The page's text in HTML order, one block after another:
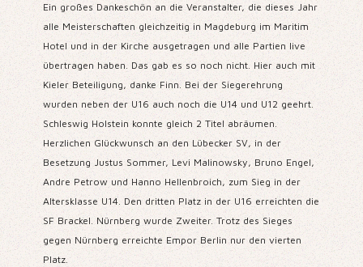
Ein großes Dankeschön an die Veranstalter, die dieses Jahr
alle Meisterschaften gleichzeitig in Magdeburg im Maritim
Hotel und in der Kirche ausgetragen und alle Partien live
übertragen haben. Das gab es so noch nicht. Hier auch mit
Kieler Beteiligung, danke Finn.Bei der Siegerehrung
wurden neben der U16 auch noch die U14 und U12 geehrt.
Schleswig Holstein konnte gleich 2 Titel abräumen.
Herzlichen Glückwunsch an den Lübecker SV, in der
Besetzung Justus Sommer, Levi Malinowsky, Bruno Engel,
Andre Petrow und Hanno Hellenbroich, zum Sieg in der
Altersklasse U14. Den dritten Platz in der U16 erreichten die
SF Brackel. Nürnberg wurde Zweiter. Trotz des Sieges
gegen Nürnberg erreichte Empor Berlin nur den vierten
Platz.